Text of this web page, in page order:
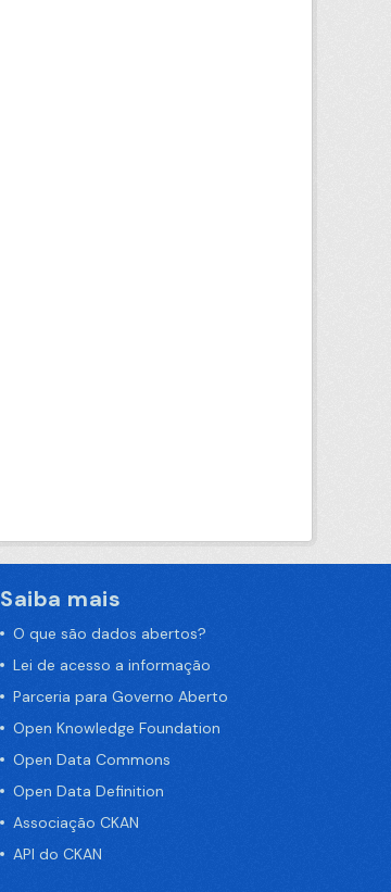
Saiba mais
O que são dados abertos?
Lei de acesso a informação
Parceria para Governo Aberto
Open Knowledge Foundation
Open Data Commons
Open Data Definition
Associação CKAN
API do CKAN